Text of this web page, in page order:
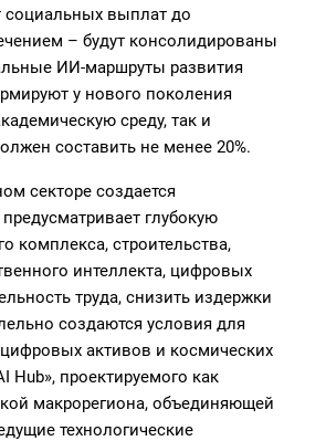
социальных выплат до
– будут консолидированы
ИИ-маршруты развития
у нового поколения
среду, так и
составить не менее 20%.
секторе создается
глубокую
строительства,
интеллекта, цифровых
труда, снизить издержки
создаются условия для
активов и космических
Hub», проектируемого как
макрорегиона, объединяющей
технологические